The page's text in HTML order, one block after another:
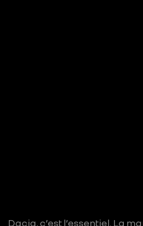
Dacia, c’est l’essentiel. La